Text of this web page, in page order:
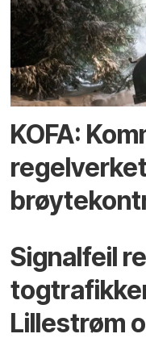
KOFA:
Signalfeil
Lillestrøm